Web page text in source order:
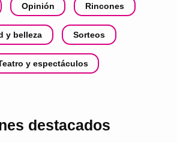
Opinión Rincones
y belleza Sorteos
y espectáculos
destacados